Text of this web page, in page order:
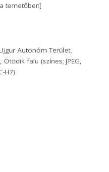
temetőben]
Autonóm Terület,
Ötödik falu (színes; JPEG,
H7)